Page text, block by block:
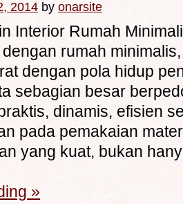
2014 by onarsite
Interior Rumah
rumah
dengan pola hidup
sebagian besar
dinamis, efisien
pada pemakaian
yang kuat, bukan
»